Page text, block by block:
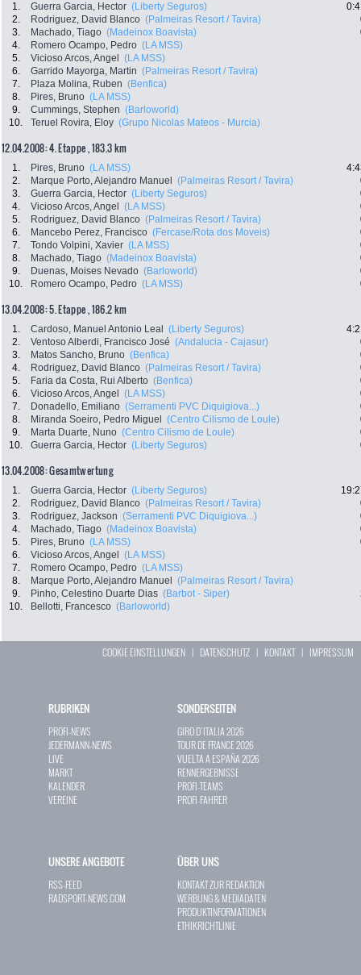
1. Guerra Garcia, Hector (Liberty Seguros)
2.
Rodriguez, David Blanco (Palmeiras Resort / Tavira)
3.
Machado, Tiago (Madeinox Boavista)
4.
Romero Ocampo, Pedro (LA MSS)
5.
Vicioso Arcos, Angel (LA MSS)
6.
Garrido Mayorga, Martin (Palmeiras Resort / Tavira)
7.
Plaza Molina, Ruben (Benfica)
8.
Pires, Bruno (LA MSS)
9.
Cummings, Stephen (Barloworld)
10.
Teruel Rovira, Eloy (Grupo Nicolas Mateos - Murcia)
12.04.2008: 4. Etappe , 183.3 km
1. Pires, Bruno (LA MSS)
2.
Marque Porto, Alejandro Manuel (Palmeiras Resort / Tavira)
3.
Guerra Garcia, Hector (Liberty Seguros)
4.
Vicioso Arcos, Angel (LA MSS)
5.
Rodriguez, David Blanco (Palmeiras Resort / Tavira)
6.
Mancebo Perez, Francisco (Fercase/Rota dos Moveis)
7.
Tondo Volpini, Xavier (LA MSS)
8.
Machado, Tiago (Madeinox Boavista)
9.
Duenas, Moises Nevado (Barloworld)
10.
Romero Ocampo, Pedro (LA MSS)
13.04.2008: 5. Etappe , 186.2 km
1. Cardoso, Manuel Antonio Leal (Liberty Seguros)
2.
Ventoso Alberdi, Francisco José (Andalucia - Cajasur)
3.
Matos Sancho, Bruno (Benfica)
4.
Rodriguez, David Blanco (Palmeiras Resort / Tavira)
5.
Faria da Costa, Rui Alberto (Benfica)
6.
Vicioso Arcos, Angel (LA MSS)
7.
Donadello, Emiliano (Serramenti PVC Diquigiova...)
8.
Miranda Soeiro, Pedro Miguel (Centro Cilismo de Loule)
9.
Marta Duarte, Nuno (Centro Cilismo de Loule)
10.
Guerra Garcia, Hector (Liberty Seguros)
13.04.2008: Gesamtwertung
1. Guerra Garcia, Hector (Liberty Seguros)
2.
Rodriguez, David Blanco (Palmeiras Resort / Tavira)
3.
Rodriguez, Jackson (Serramenti PVC Diquigiova...)
4.
Machado, Tiago (Madeinox Boavista)
5.
Pires, Bruno (LA MSS)
6.
Vicioso Arcos, Angel (LA MSS)
7.
Romero Ocampo, Pedro (LA MSS)
8.
Marque Porto, Alejandro Manuel (Palmeiras Resort / Tavira)
9.
Pinho, Celestino Duarte Dias (Barbot - Siper)
10.
Bellotti, Francesco (Barloworld)
COOKIE EINSTELLUNGEN | DATENSCHUTZ | KONTAKT| IMPRESSUM
RUBRIKEN
PROFI-NEWS
JEDERMANN-NEWS
LIVE
MARKT
KALENDER
VEREINE
SONDERSEITEN
GIRO D`ITALIA 2026
TOUR DE FRANCE 2026
VUELTA A ESPAÑA 2026
RENNERGEBNISSE
PROFI-TEAMS
PROFI-FAHRER
UNSERE ANGEBOTE
RSS-FEED
RADSPORT-NEWS.COM
ÜBER UNS
KONTAKT ZUR REDAKTION
WERBUNG & MEDIADATEN
PRODUKTINFORMATIONEN
ETHIKRICHTLINIE